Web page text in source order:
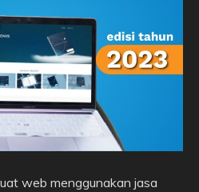
web menggunakan jasa